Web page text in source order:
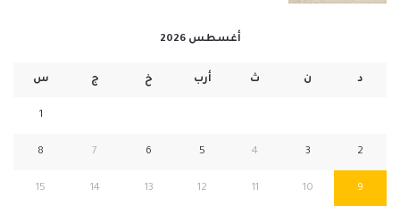
أغسطس 2026
د ن ث أرب خ ج س
1
2
3
4
5
6
7
8
9
10
11
12
13
14
15